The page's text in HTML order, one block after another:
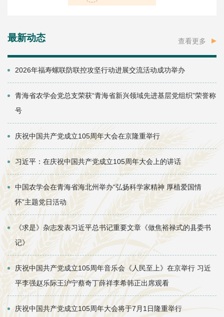
查看更多
最新动态
2026年福寿螺联防联控攻坚行动进展交流活动成功举办
青海省农学会党总支荣获“青海省新兴领域先进基层党组织”荣誉称
号
庆祝中国共产党成立105周年大会在京隆重举行
习近平：在庆祝中国共产党成立105周年大会上的讲话
中国农学会在青海省海北州举办“弘扬科学家精神 厚植爱国情
怀”主题党日活动
《求是》杂志发表习近平总书记重要文章《做焦裕禄式的县委书
记》
庆祝中国共产党成立105周年音乐会《人民至上》在京举行 习近
平李强赵乐际王沪宁蔡奇丁薛祥李希韩正出席观看
庆祝中国共产党成立105周年大会将于7月1日隆重举行